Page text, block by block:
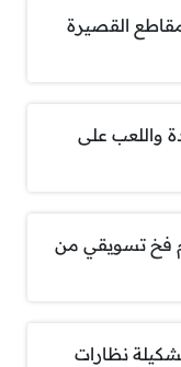
القصيرة
واللعب على
فخ تسويقي من
نظارات